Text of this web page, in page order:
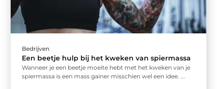
Bedrijven
Een beetje hulp bij het kweken van spiermassa
Wanneer je een beetje moeite hebt met het kweken van je
spiermassa is een mass gainer misschien wel een idee. ...